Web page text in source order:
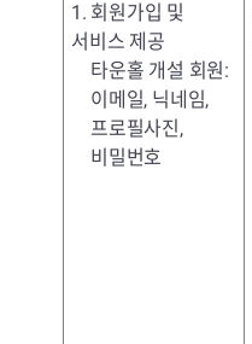
1. 회원가입 및
서비스 제공
타운홀 개설 회원:
이메일, 닉네임,
프로필사진,
비밀번호